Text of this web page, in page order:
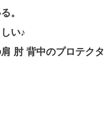
。
い♪
肘 背中のプロテク